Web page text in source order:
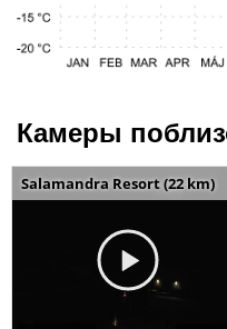
Камеры
Salamandra Resort (22 km)